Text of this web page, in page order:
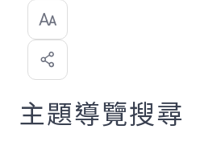
選
喜
歡
主題導覽搜尋